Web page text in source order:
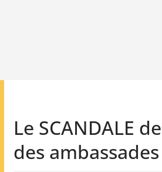
Le SCANDALE
des